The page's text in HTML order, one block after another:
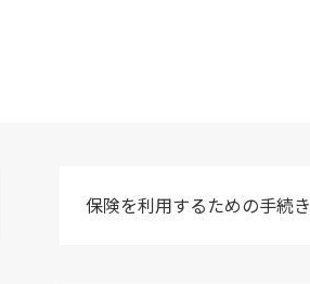
保険を利用するための手続き